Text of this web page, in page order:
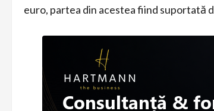
euro, partea din acestea fiind suportată